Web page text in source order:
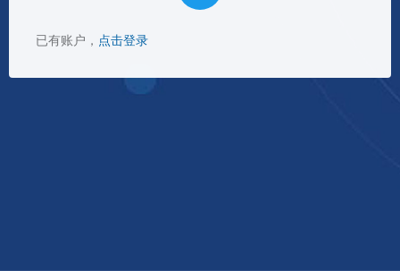
已有账户， 点击登录